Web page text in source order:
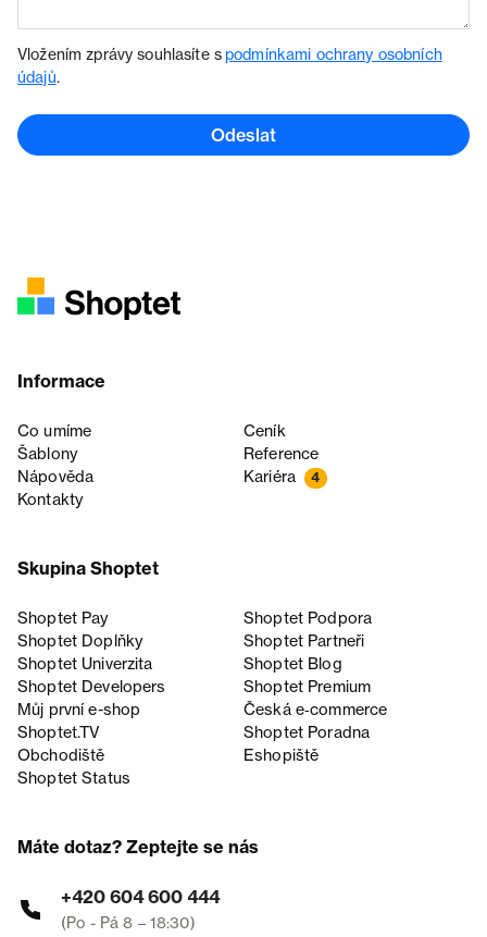
Vložením zprávy souhlasíte spodmínkami ochrany osobních
údajů.
Odeslat
Informace
Co umíme
Ceník
Šablony
Reference
Nápověda
Kariéra 4
Kontakty
Skupina Shoptet
Shoptet Pay
Shoptet Podpora
Shoptet Doplňky
Shoptet Partneři
Shoptet Univerzita
Shoptet Blog
Shoptet Developers
Shoptet Premium
Můj první e-shop
Česká e‑commerce
Shoptet.TV
Shoptet Poradna
Obchodiště
Eshopiště
Shoptet Status
Máte dotaz? Zeptejte se nás
+420 604 600 444
(Po - Pá 8 – 18:30)